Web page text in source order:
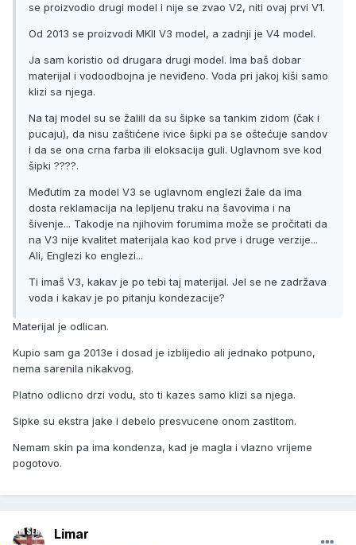
se proizvodio drugi model i nije se zvao V2, niti ovaj prvi V1.
Od 2013 se proizvodi MKII V3 model, a zadnji je V4 model.
Ja sam koristio od drugara drugi model. Ima baš dobar
materijal i vodoodbojna je neviđeno. Voda pri jakoj kiši samo
klizi sa njega.
Na taj model su se žalili da su šipke sa tankim zidom (čak i
pucaju), da nisu zaštićene ivice šipki pa se oštećuje sandov
i da se ona crna farba ili eloksacija guli. Uglavnom sve kod
šipki ????.
Međutim za model V3 se uglavnom englezi žale da ima
dosta reklamacija na lepljenu traku na šavovima i na
šivenje... Takodje na njihovim forumima može se pročitati da
na V3 nije kvalitet materijala kao kod prve i druge verzije...
Ali, Englezi ko englezi...
Ti imaš V3, kakav je po tebi taj materijal. Jel se ne zadržava
voda i kakav je po pitanju kondezacije?
Materijal je odlican.
Kupio sam ga 2013e i dosad je izblijedio ali jednako potpuno,
nema sarenila nikakvog.
Platno odlicno drzi vodu, sto ti kazes samo klizi sa njega.
Sipke su ekstra jake i debelo presvucene onom zastitom.
Nemam skin pa ima kondenza, kad je magla i vlazno vrijeme
pogotovo.
Limar